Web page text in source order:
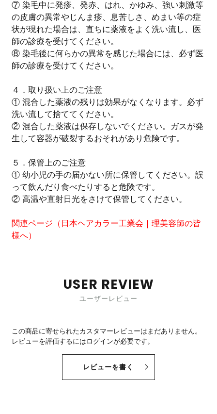
⑦ 染毛中に発疹、発赤、はれ、かゆみ、強い刺激等
の皮膚の異常やじんま疹、息苦しさ、めまい等の症
状が現れた場合は、直ちに薬液をよく洗い流し、医
師の診療を受けてください。
⑧ 染毛後に何らかの異常を感じた場合には、必ず医
師の診療を受けてください。
４．取り扱い上のご注意
① 混合した薬液の残りは効果がなくなります。必ず
洗い流して捨ててください。
② 混合した薬液は保存しないでください。ガスが発
生して容器が破裂するおそれがあり危険です。
５．保管上のご注意
① 幼小児の手の届かない所に保管してください。誤
って飲んだり食べたりすると危険です。
② 高温や直射日光をさけて保管してください。
関連ページ（ 日本ヘアカラー工業会｜理美容師の皆
様へ）
USER REVIEW
ユーザーレビュー
この商品に寄せられたカスタマーレビューはまだありません。
レビューを評価するにはログインが必要です。
レビューを書く